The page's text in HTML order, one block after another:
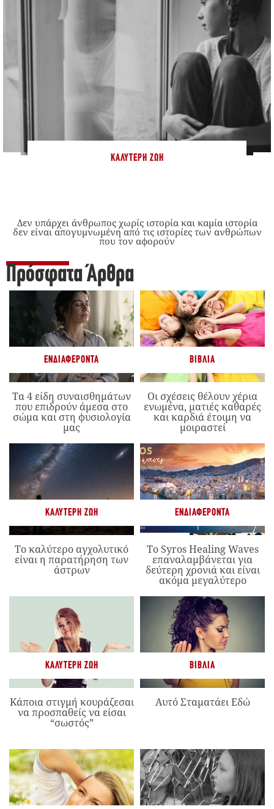
ΚΑΛΎΤΕΡΗ ΖΩΉ
Δεν υπάρχει άνθρωπος χωρίς ιστορία και καμία ιστορία
δεν είναι απογυμνωμένη από τις ιστορίες των ανθρώπων
που τον αφορούν
Πρόσφατα Άρθρα
ΕΝΔΙΑΦΈΡΟΝΤΑ
Τα 4 είδη συναισθημάτων
που επιδρούν άμεσα στο
σώμα και στη φυσιολογία
μας
ΒΙΒΛΊΑ
Οι σχέσεις θέλουν χέρια
ενωμένα, ματιές καθαρές
και καρδιά έτοιμη να
μοιραστεί
ΚΑΛΎΤΕΡΗ ΖΩΉ
Το καλύτερο αγχολυτικό
είναι η παρατήρηση των
άστρων
ΕΝΔΙΑΦΈΡΟΝΤΑ
Το Syros Healing Waves
επαναλαμβάνεται για
δεύτερη χρονιά και είναι
ακόμα μεγαλύτερο
ΚΑΛΎΤΕΡΗ ΖΩΉ
Κάποια στιγμή κουράζεσαι
να προσπαθείς να είσαι
“σωστός”
ΒΙΒΛΊΑ
Αυτό Σταματάει Εδώ